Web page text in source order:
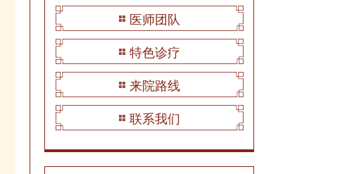
医师团队
特色诊疗
来院路线
联系我们